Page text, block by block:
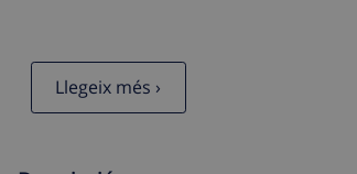
Llegeix més ›